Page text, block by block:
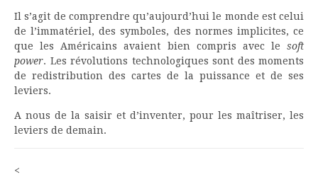
Il s’agit de comprendre qu’aujourd’hui le monde est celui
de l’immatériel, des symboles, des normes implicites, ce
que les Américains avaient bien compris avec le soft
power. Les révolutions technologiques sont des moments
de redistribution des cartes de la puissance et de ses
leviers.
A nous de la saisir et d’inventer, pour les maîtriser, les
leviers de demain.
<